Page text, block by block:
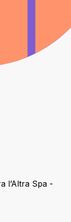
l’Altra Spa -